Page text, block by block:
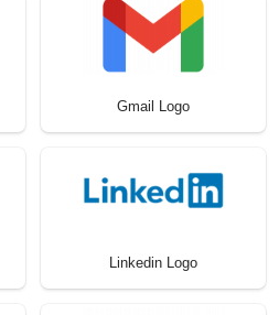
Gmail Logo
Linkedin Logo